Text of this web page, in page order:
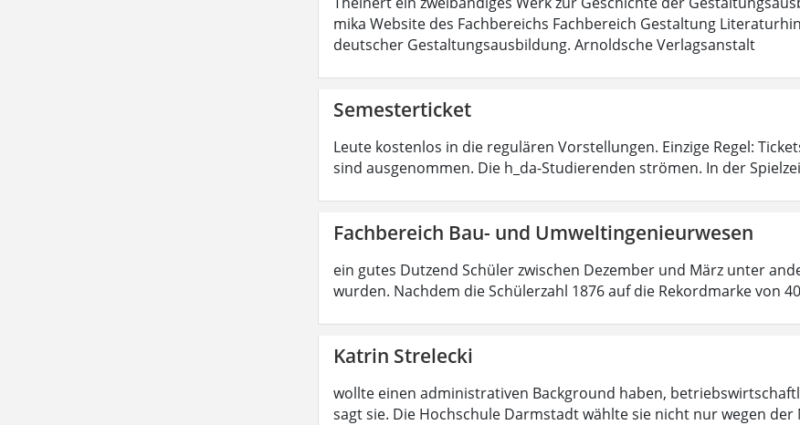
mika Website des Fachbereichs Fachbereich Gestaltung
deutscher Gestaltungsausbildung. Arnoldsche Verlagsanstalt
Semesterticket
Leute kostenlos in die regulären Vorstellungen. Einzige Regel:
sind ausgenommen. Die h_da-Studierenden strömen. In der
Fachbereich Bau- und Umweltingenieurwesen
ein gutes Dutzend Schüler zwischen Dezember und März unter
wurden. Nachdem die Schülerzahl 1876 auf die Rekordmarke von
Katrin Strelecki
wollte einen administrativen Background haben,
sagt sie. Die Hochschule Darmstadt wählte sie nicht nur wegen der